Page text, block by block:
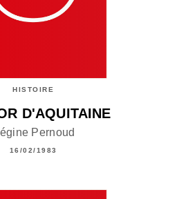
HISTOIRE
D'AQUITAINE
Pernoud
16/02/1983